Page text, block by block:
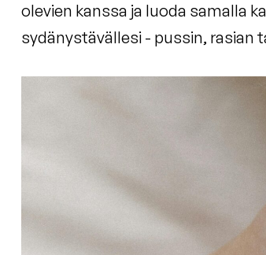
olevien kanssa ja luoda samalla
sydänystävällesi - pussin, rasian